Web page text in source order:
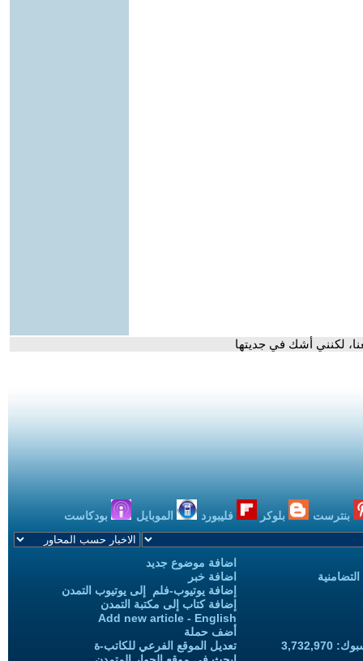
لكنني أشك في جديتها
بنترست بلوكر فليبورد الموبايل بودكاست
اضافة موضوع جديد
اضافة خبر
إضافة يوتيوب-فلم إلى يوتيوب التمدن
إضافة كتاب إلى مكتبة التمدن
Add new article - English
أضف حملة
تعديل الموقع الفرعي للكاتب-ة